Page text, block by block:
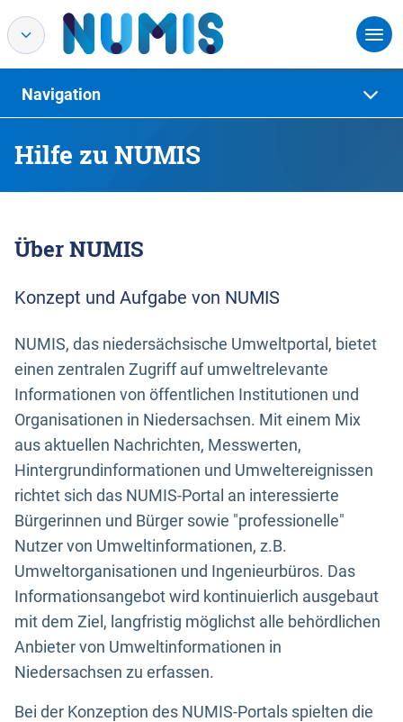
Hilfe zu NUMIS
Navigation
Über NUMIS
Konzept und Aufgabe von NUMIS
NUMIS, das niedersächsische Umweltportal, bietet
einen zentralen Zugriff auf umweltrelevante
Informationen von öffentlichen Institutionen und
Organisationen in Niedersachsen. Mit einem Mix
aus aktuellen Nachrichten, Messwerten,
Hintergrundinformationen und Umweltereignissen
richtet sich das NUMIS-Portal an interessierte
Bürgerinnen und Bürger sowie "professionelle"
Nutzer von Umweltinformationen, z.B.
Umweltorganisationen und Ingenieurbüros. Das
Informationsangebot wird kontinuierlich ausgebaut
mit dem Ziel, langfristig möglichst alle behördlichen
Anbieter von Umweltinformationen in
Niedersachsen zu erfassen.
Bei der Konzeption des NUMIS-Portals spielten die